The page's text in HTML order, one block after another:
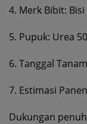
4. Merk Bibit:
5. Pupuk: Urea
6. Tanggal
7. Estimasi
Dukungan